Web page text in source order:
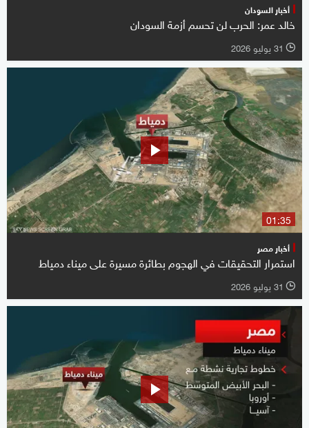
أخبار السودان
خالد عمر: الحرب لن تحسم أزمة السودان
l 31 يوليو 2026
01:35
أخبار مصر
استمرار التحقيقات في الهجوم بطائرة مسيرة على ميناء دمياط
l 31 يوليو 2026